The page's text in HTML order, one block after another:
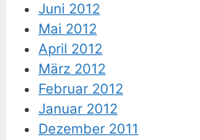
Juni 2012
Mai 2012
April 2012
März 2012
Februar 2012
Januar 2012
Dezember 2011